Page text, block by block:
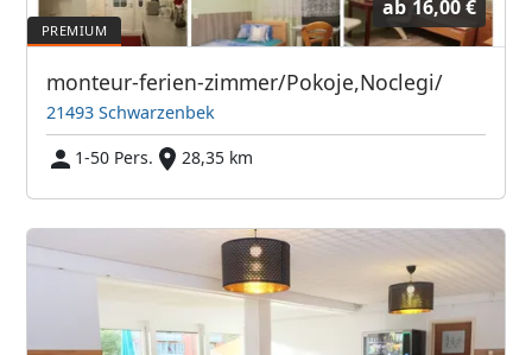
ab 16,00 €
monteur-ferien-zimmer/Pokoje,Noclegi/
21493 Schwarzenbek
1-50 Pers.
28,35 km